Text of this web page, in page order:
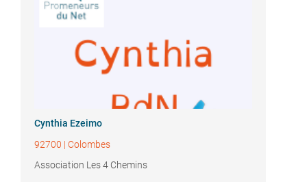
Cynthia Ezeimo
92700 | Colombes
Association Les 4 Chemins